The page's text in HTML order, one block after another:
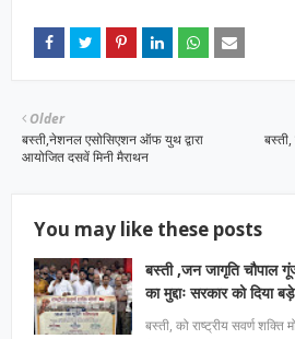
बस्ती,
Older
बस्ती,नेशनल एसोसिएशन ऑफ युथ द्वारा
आयोजित दसवें मिनी मैराथन
You may like these posts
बस्ती ,जन जागृति चौपाल
का मुद्दाः सरकार को दिया
बस्ती, को राष्ट्रीय सवर्ण शक्ति